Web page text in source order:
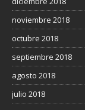
noviembre 2018
octubre 2018
septiembre 2018
agosto 2018
julio 2018